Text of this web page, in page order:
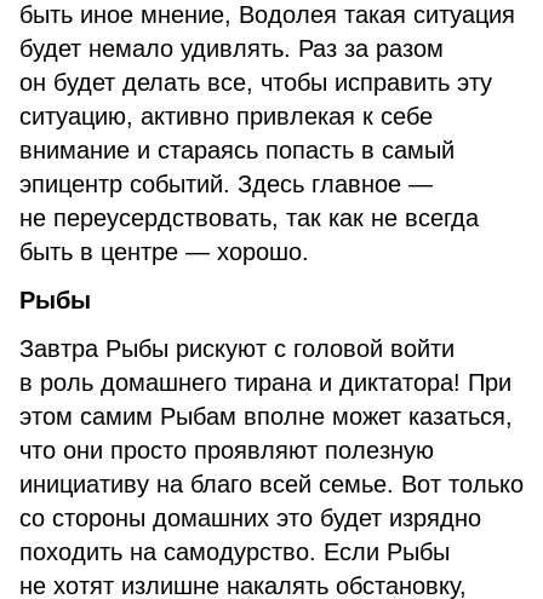
быть иное мнение, Водолея такая ситуация
будет немало удивлять. Раз за разом
он будет делать все, чтобы исправить эту
ситуацию, активно привлекая к себе
внимание и стараясь попасть в самый
эпицентр событий. Здесь главное —
не переусердствовать, так как не всегда
быть в центре — хорошо.
Рыбы
Завтра Рыбы рискуют с головой войти
в роль домашнего тирана и диктатора! При
этом самим Рыбам вполне может казаться,
что они просто проявляют полезную
инициативу на благо всей семье. Вот только
со стороны домашних это будет изрядно
походить на самодурство. Если Рыбы
не хотят излишне накалять обстановку,